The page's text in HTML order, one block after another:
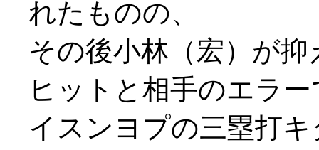
れたものの、
その後小林（宏）が
ヒットと相手のエラ
イスンヨプの三塁